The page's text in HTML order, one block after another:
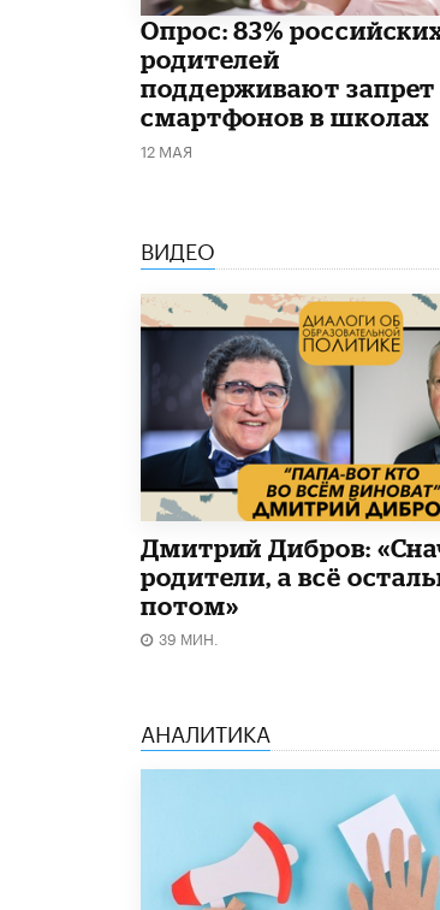
Опрос: 83%
родителей
поддерживают запрет
смартфонов в школах
12 МАЯ
ВИДЕО
Дмитрий Дибров:
родители, а всё
потом»
39 МИН.
АНАЛИТИКА